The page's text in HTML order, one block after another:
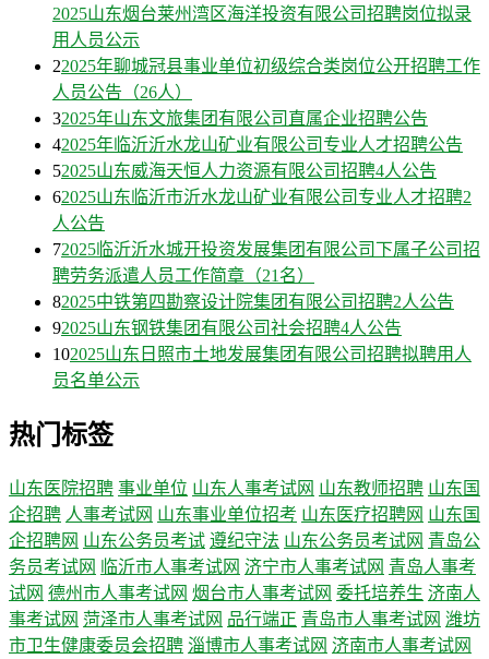
2025山东烟台莱州湾区海洋投资有限公司招聘岗位拟录
用人员公示
22025年聊城冠县事业单位初级综合类岗位公开招聘工作
人员公告（26人）
32025年山东文旅集团有限公司直属企业招聘公告
42025年临沂沂水龙山矿业有限公司专业人才招聘公告
52025山东威海天恒人力资源有限公司招聘4人公告
62025山东临沂市沂水龙山矿业有限公司专业人才招聘2
人公告
72025临沂沂水城开投资发展集团有限公司下属子公司招
聘劳务派遣人员工作简章（21名）
82025中铁第四勘察设计院集团有限公司招聘2人公告
92025山东钢铁集团有限公司社会招聘4人公告
102025山东日照市土地发展集团有限公司招聘拟聘用人
员名单公示
热门标签
山东医院招聘 事业单位 山东人事考试网 山东教师招聘 山东国
企招聘 人事考试网 山东事业单位招考 山东医疗招聘网 山东国
企招聘网 山东公务员考试 遵纪守法 山东公务员考试网 青岛公
务员考试网
临沂市人事考试网 济宁市人事考试网 青岛人事考
试网 德州市人事考试网 烟台市人事考试网 委托培养生 济南人
事考试网 菏泽市人事考试网 品行端正 青岛市人事考试网 潍坊
市卫生健康委员会招聘 淄博市人事考试网 济南市人事考试网